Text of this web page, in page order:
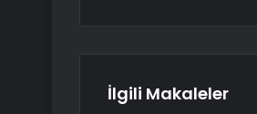
İlgili Makaleler